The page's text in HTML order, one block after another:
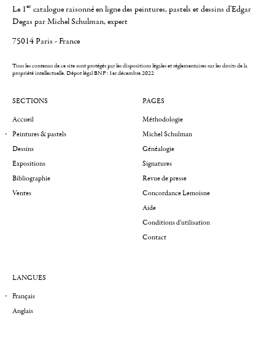
Le 1er catalogue raisonné en ligne des peintures, pastels et dessins d'Edgar
Degas par Michel Schulman, expert
75014 Paris - France
Tous les contenus de ce site sont protégés par les dispositions légales et réglementaires sur les droits de la
propriété intellectuelle.Dépot légal BNF : 1er décembre 2022
SECTIONS
Accueil
Peintures & pastels
Dessins
Expositions
Bibliographie
Ventes
PAGES
Méthodologie
Michel Schulman
Généalogie
Signatures
Revue de presse
Concordance Lemoisne
Aide
Conditions d'utilisation
Contact
LANGUES
Français
Anglais